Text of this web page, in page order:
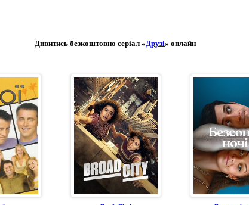
Дивитись безкоштовно серіал «Друзі» онлайн